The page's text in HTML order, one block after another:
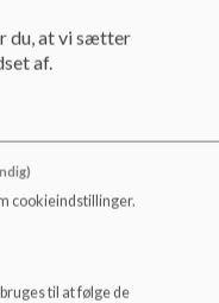
klasse består af
fra 4. klassetrin og 4
5C.
side med
leg
og klassetyper.
Skoles
du, at vi sætter
af.
cookieindstillinger.
til at følge de